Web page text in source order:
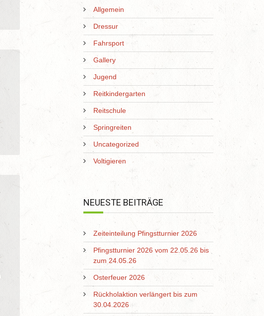
Allgemein
Dressur
Fahrsport
Gallery
Jugend
Reitkindergarten
Reitschule
Springreiten
Uncategorized
Voltigieren
NEUESTE BEITRÄGE
Zeiteinteilung Pfingstturnier 2026
Pfingstturnier 2026 vom 22.05.26 bis
zum 24.05.26
Osterfeuer 2026
Rückholaktion verlängert bis zum
30.04.2026